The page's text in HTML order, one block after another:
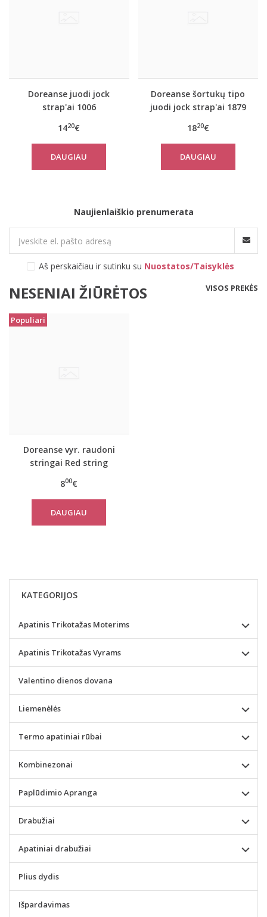
Doreanse juodi jock
strap'ai 1006
1420€
DAUGIAU
Doreanse šortukų tipo
juodi jock strap'ai 1879
1820€
DAUGIAU
Naujienlaiškio prenumerata
Aš perskaičiau ir sutinku su Nuostatos/Taisyklės
NESENIAI ŽIŪRĖTOS VISOS PREKĖS
Populiari
Doreanse vyr. raudoni
stringai Red string
800€
DAUGIAU
KATEGORIJOS
Apatinis Trikotažas Moterims
Apatinis Trikotažas Vyrams
Valentino dienos dovana
Liemenėlės
Termo apatiniai rūbai
Kombinezonai
Paplūdimio Apranga
Drabužiai
Apatiniai drabužiai
Plius dydis
Išpardavimas